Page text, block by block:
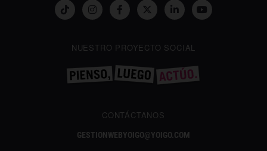
NUESTRO PROYECTO SOCIAL
CONTÁCTANOS
GESTIONWEBYOIGO@YOIGO.COM